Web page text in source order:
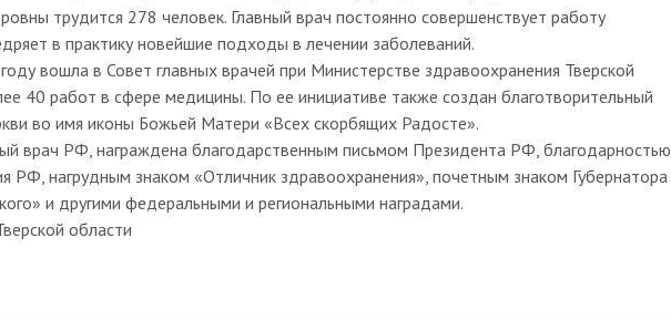
трудится 278 человек. Главный врач постоянно совершенствует работу
в практику новейшие подходы в лечении заболеваний.
вошла в Совет главных врачей при Министерстве здравоохранения Тверской
40 работ в сфере медицины. По ее инициативе также создан благотворительный
во имя иконы Божьей Матери «Всех скорбящих Радосте».
врач РФ, награждена благодарственным письмом Президента РФ, благодарностью
РФ, нагрудным знаком «Отличник здравоохранения», почетным знаком Губернатора
и другими федеральными и региональными наградами.
области